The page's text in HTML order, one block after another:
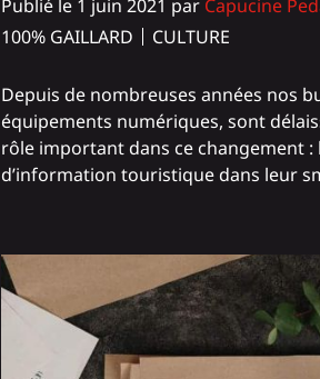
Publié le 1 juin 2021 par Capucine
100% GAILLARD
CULTURE
Depuis de nombreuses années nos
équipements numériques, sont
rôle important dans ce changement
d’information touristique dans leur